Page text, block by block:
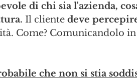
di chi sia l'azienda,
Il cliente deve
Come? Comunicandolo
che non si stia